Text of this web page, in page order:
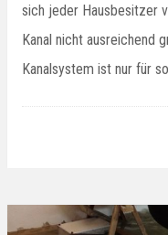
sich jeder Hausbesitzer
Kanal nicht ausreichend
Kanalsystem ist nur für